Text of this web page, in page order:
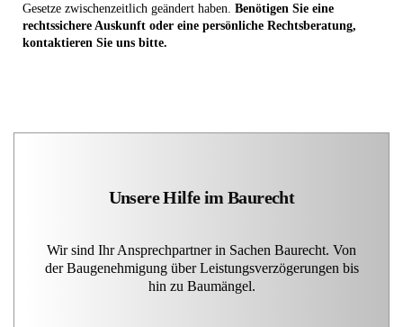
Gesetze zwischenzeitlich geändert haben. Benötigen Sie eine
rechtssichere Auskunft oder eine persönliche Rechtsberatung,
kontaktieren Sie uns bitte.
Unsere Hilfe im Baurecht
Wir sind Ihr Ansprechpartner in Sachen Baurecht. Von
der Baugenehmigung über Leistungsverzögerungen bis
hin zu Baumängel.